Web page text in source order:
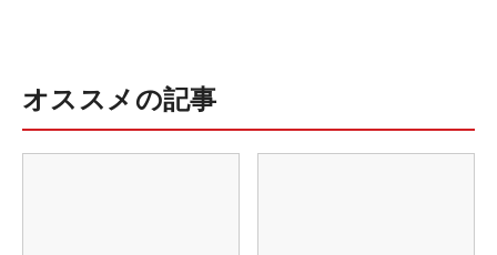
オススメの記事